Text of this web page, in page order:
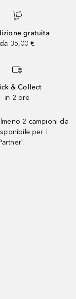
gratuita
da 35,00 €
& Collect
in 2 ore
2 campioni da
per i